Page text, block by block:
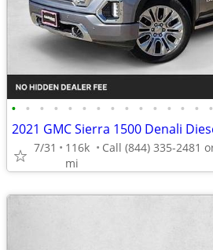
• • • • • • • • • • • • • • •
7/31
116k
mi